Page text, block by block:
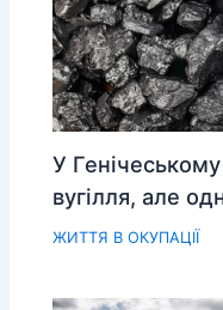
У
вугілля, але
ЖИТТЯ В ОКУПАЦІЇ